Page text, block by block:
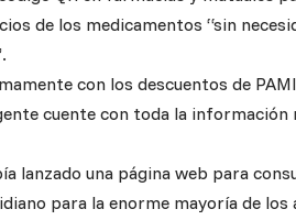
de los medicamentos “sin
con los descuentos de
cuente con toda la información
lanzado una página web para
para la enorme mayoría de los